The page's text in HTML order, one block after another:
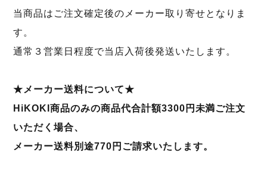
当商品はご注文確定後のメーカー取り寄せとなりま
す。
通常３営業日程度で当店入荷後発送いたします。
★メーカー送料について★
HiKOKI商品のみの商品代合計額3300円未満ご注文
いただく場合、
メーカー送料別途770円ご請求いたします。